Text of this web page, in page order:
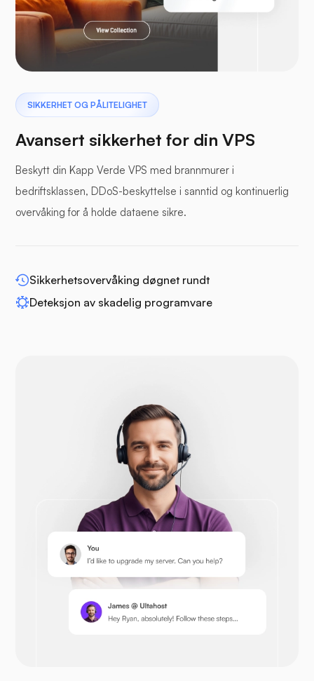
Laravel
Pterodactyl
Bufferpanel
WP-utvid
Opencart
Prestashop
SIKKERHET OG PÅLITELIGHET
Avansert sikkerhet for din VPS
Beskytt din Kapp Verde VPS med brannmurer i
bedriftsklassen, DDoS-beskyttelse i sanntid og kontinuerlig
overvåking for å holde dataene sikre.
Sikkerhetsovervåking døgnet rundt
Deteksjon av skadelig programvare